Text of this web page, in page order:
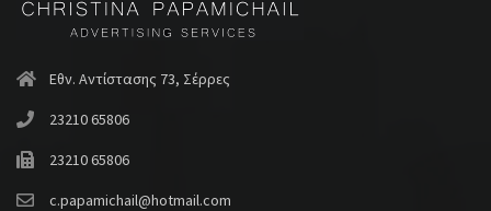
Εθν. Αντίστασης 73, Σέρρες
23210 65806
23210 65806
c.papamichail@hotmail.com